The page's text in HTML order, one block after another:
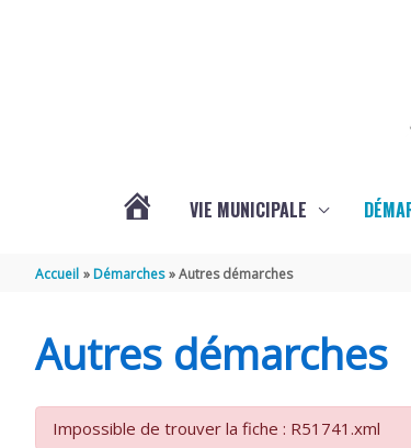
VIE MUNICIPALE
Accueil Démarches Autres démarches
Autres démarches
Impossible de trouver la fiche : R51741.xml